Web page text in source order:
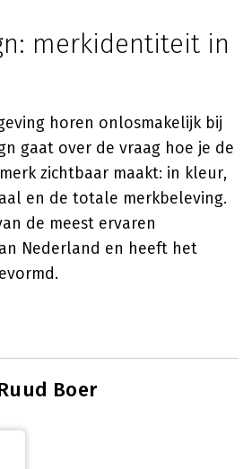
merkidentiteit in
horen onlosmakelijk bij
gaat over de vraag hoe je de
zichtbaar maakt: in kleur,
en de totale merkbeleving.
de meest ervaren
Nederland en heeft het
Boer